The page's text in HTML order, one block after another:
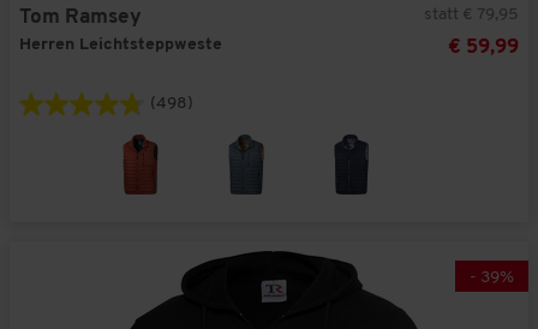
Tom Ramsey
Herren Leichtsteppweste
statt € 79,95
€ 59,99
(498)
- 39%